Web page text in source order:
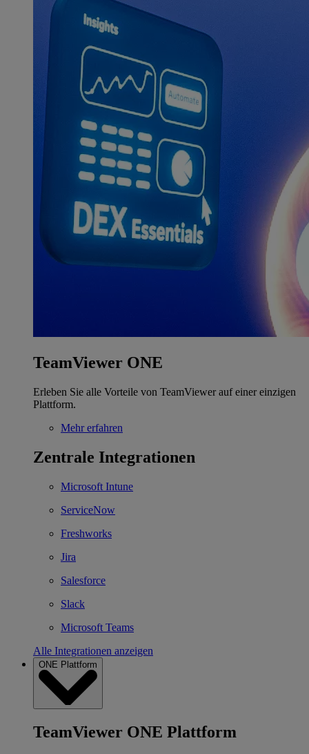
TeamViewer ONE
Erleben Sie alle Vorteile von TeamViewer auf einer einzigen
Plattform.
Mehr erfahren
Zentrale Integrationen
Microsoft Intune
ServiceNow
Freshworks
Jira
Salesforce
Slack
Microsoft Teams
Alle Integrationen anzeigen
ONE Plattform
TeamViewer ONE Plattform